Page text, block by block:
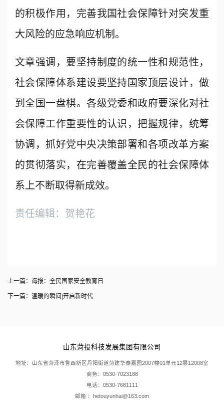
的积极作用，完善我国社会保障针对突发重
大风险的应急响应机制。
文章强调，要坚持制度的统一性和规范性，
社会保障体系建设要坚持国家顶层设计，做
到全国一盘棋。各级党委和政府要深化对社
会保障工作重要性的认识，把握规律，统筹
协调，抓好党中央决策部署和各项改革方案
的贯彻落实，在完善覆盖全民的社会保障体
系上不断取得新成效。
责任编辑：贺艳花
上一篇： 海报：全民国家安全教育日
下一篇： 温暖的瞬间|开启新时代
山东菏投科技发展集团有限公司
地址：山东省菏泽市鲁西新区丹阳街道菏建华泰嘉园2007幢01单元12层12008室
商务：0530-7023188
电话：0530-7681111
邮箱 ：hetouyunhai@163.com